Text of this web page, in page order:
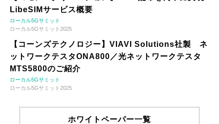
LibeSIMサービス概要
ローカル5Gサミット
ローカル5Gサミット2025
【コーンズテクノロジー】VIAVI Solutions社製 ネ
ットワークテスタONA800／光ネットワークテスタ
MTS5800のご紹介
ローカル5Gサミット
ローカル5Gサミット2025
ホワイトペーパー一覧